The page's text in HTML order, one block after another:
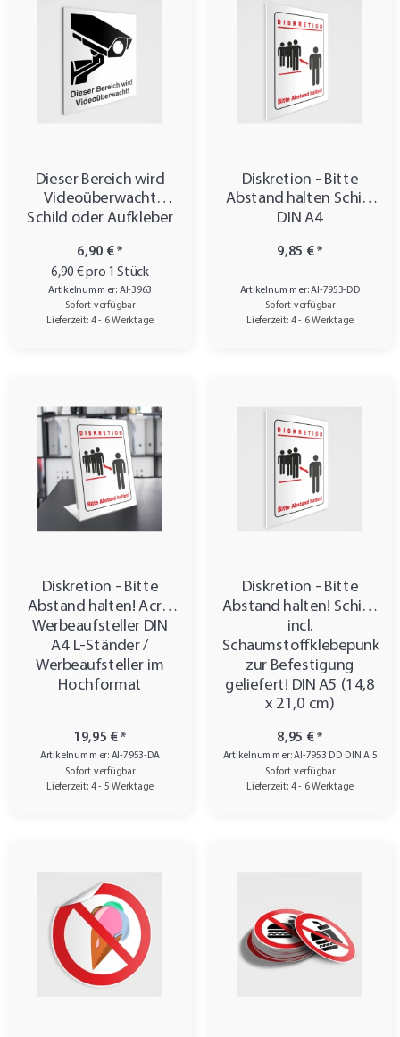
Dieser Bereich wird
Videoüberwacht
Schild oder Aufkleber
6,90 €*
6,90 € pro 1 Stück
Artikelnummer: AI-3963
Sofort verfügbar
Lieferzeit: 4 - 6 Werktage
Diskretion - Bitte
Abstand halten Schild
DIN A4
9,85 €*
Artikelnummer: AI-7953-DD
Sofort verfügbar
Lieferzeit: 4 - 6 Werktage
Diskretion - Bitte
Abstand halten! Acryl
Werbeaufsteller DIN
A4 L-Ständer /
Werbeaufsteller im
Hochformat
19,95 €*
Artikelnummer: AI-7953-DA
Sofort verfügbar
Lieferzeit: 4 - 5 Werktage
Diskretion - Bitte
Abstand halten! Schild,
incl.
zur Befestigung
geliefert! DIN A5 (14,8
x 21,0 cm)
8,95 €*
Artikelnummer: AI-7953 DD DIN A 5
Sofort verfügbar
Lieferzeit: 4 - 6 Werktage